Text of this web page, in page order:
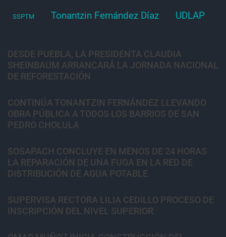
SSPTM Tonantzin Fernández Díaz UDLAP
DESDE PUEBLA, LA PRESIDENTA CLAUDIA
SHEINBAUM ARRANCARÁ LA JORNADA NACIONAL
DE REFORESTACIÓN
CONTINÚA TONANTZIN FERNÁNDEZ LLEVANDO
OBRA PÚBLICA A TODOS LOS BARRIOS DE SAN
PEDRO CHOLULA
SOSAPACH CONCLUYE EN MENOS DE 24 HORAS
LA REPARACIÓN DE UNA FUGA EN LA RED DE
DISTRIBUCIÓN DE AGUA POTABLE
SUPERVISA RECTORA LILIA CEDILLO PROCESO DE
INSCRIPCIÓN DEL NIVEL SUPERIOR